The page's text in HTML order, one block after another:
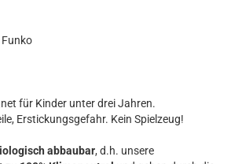
für Kinder unter drei Jahren.
Erstickungsgefahr. Kein Spielzeug!
abbaubar, d.h. unsere